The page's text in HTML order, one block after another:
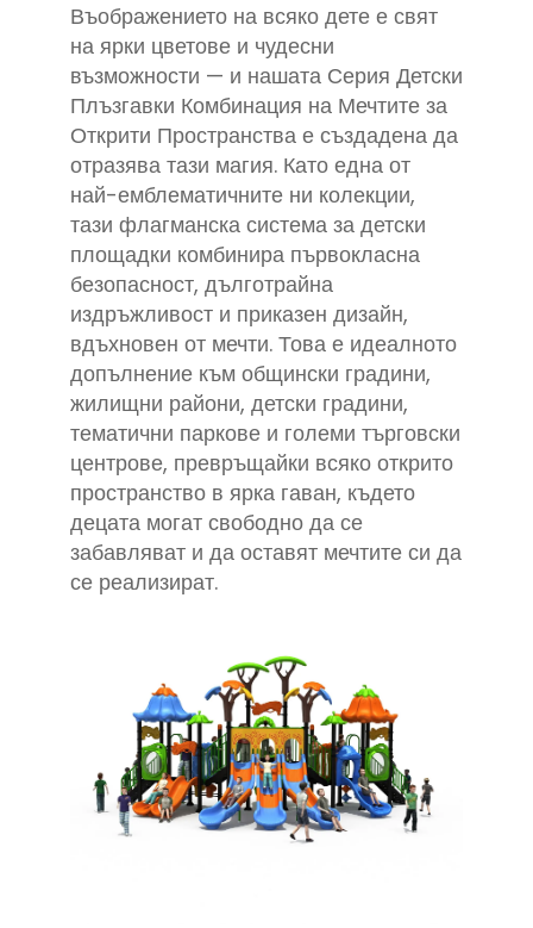
Въображението на всяко дете е свят
на ярки цветове и чудесни
възможности — и нашата Серия Детски
Плъзгавки Комбинация на Мечтите за
Открити Пространства е създадена да
отразява тази магия. Като една от
най-емблематичните ни колекции,
тази флагманска система за детски
площадки комбинира първокласна
безопасност, дълготрайна
издръжливост и приказен дизайн,
вдъхновен от мечти. Това е идеалното
допълнение към общински градини,
жилищни райони, детски градини,
тематични паркове и големи търговски
центрове, превръщайки всяко открито
пространство в ярка гаван, където
децата могат свободно да се
забавляват и да оставят мечтите си да
се реализират.